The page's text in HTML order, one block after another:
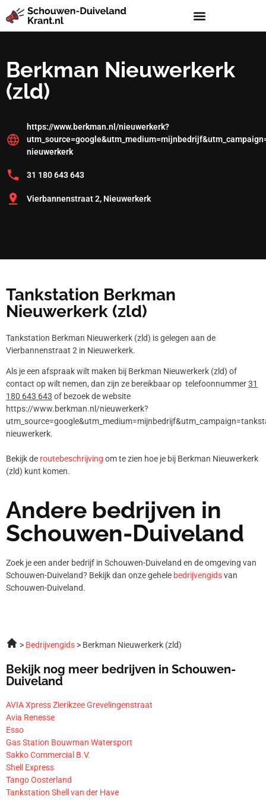
Berkman Nieuwerkerk
(zld)
https://www.berkman.nl/nieuwerkerk?
nieuwerkerk
31 180 643 643
Vierbannenstraat 2, Nieuwerkerk
Tankstation Berkman
Nieuwerkerk (zld)
Tankstation Berkman Nieuwerkerk (zld) is gelegen aan de
Vierbannenstraat 2 in Nieuwerkerk.
Als je een afspraak wilt maken bij Berkman Nieuwerkerk (zld) of
contact op wilt nemen, dan zijn ze bereikbaar op telefoonnummer31
180 643 643 of bezoek de website
https://www.berkman.nl/nieuwerkerk?
nieuwerkerk.
Bekijk de routebeschrijving om te zien hoe je bij Berkman Nieuwerkerk
(zld) kunt komen.
Andere bedrijven in
Schouwen-Duiveland
Zoek je een ander bedrijf in Schouwen-Duiveland en de omgeving van
Schouwen-Duiveland? Bekijk dan onze gehele bedrijvengidsvan
Schouwen-Duiveland.
Bedrijvengids Berkman Nieuwerkerk (zld)
Bekijk nog meer bedrijven in Schouwen-
Duiveland
AVIA Xpress Zierikzee Grevelingenstraat
Avia Renesse
Esso
Gas Station Bouwman Watersport
Sakko Commercial B.V.
Shell Express
Tango Oosterland
Tankstation Shell van der Have